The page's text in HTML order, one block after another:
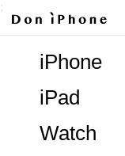
;
Watch
iPad
iPhone